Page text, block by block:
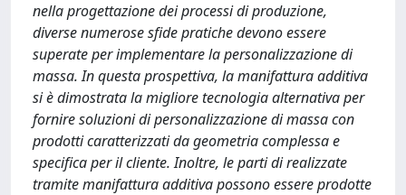
nella progettazione dei processi di produzione,
diverse numerose sfide pratiche devono essere
superate per implementare la personalizzazione di
massa. In questa prospettiva, la manifattura additiva
si è dimostrata la migliore tecnologia alternativa per
fornire soluzioni di personalizzazione di massa con
prodotti caratterizzati da geometria complessa e
specifica per il cliente. Inoltre, le parti di realizzate
tramite manifattura additiva possono essere prodotte